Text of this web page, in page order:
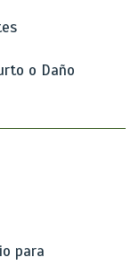
o Daño
para